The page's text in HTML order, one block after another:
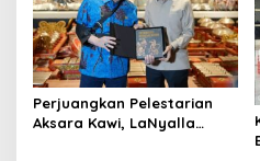
Perjuangkan Pelestarian
Aksara Kawi, LaNyalla